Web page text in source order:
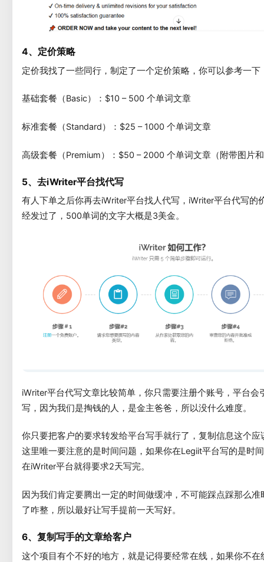
4、定价策略
定价我找了一些同行，制定了一个定价策略，你可以参考一下
基础套餐（Basic）：$10 – 500 个单词文章
标准套餐（Standard）：$25 – 1000 个单词文章
高级套餐（Premium）：$50 – 2000 个单词文章（附带图片
5、去iWriter平台找代写
有人下单之后你再去iWriter平台找人代写，iWriter平台代写的
经发过了，500单词的文字大概是3美金。
iWriter平台代写文章比较简单，你只需要注册个账号，平台会
写，因为我们是掏钱的人，是金主爸爸，所以没什么难度。
你只要把客户的要求转发给平台写手就行了，复制信息这个应
这里唯一要注意的是时间问题，如果你在Legiit平台写的是时
在iWriter平台就得要求2天写完。
因为我们肯定要腾出一定的时间做缓冲，不可能踩点踩那么准
了咋整，所以最好让写手提前一天写好。
6、复制写手的文章给客户
这个项目有个不好的地方，就是记得要经常在线，如果你不在